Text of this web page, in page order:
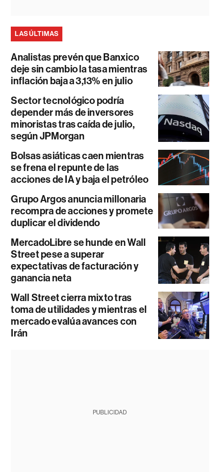
LAS ÚLTIMAS
Analistas prevén que Banxico
deje sin cambio la tasa mientras
inflación baja a 3,13% en julio
Sector tecnológico podría
depender más de inversores
minoristas tras caída de julio,
según JPMorgan
Bolsas asiáticas caen mientras
se frena el repunte de las
acciones de IA y baja el petróleo
Grupo Argos anuncia millonaria
recompra de acciones y promete
duplicar el dividendo
MercadoLibre se hunde en Wall
Street pese a superar
expectativas de facturación y
ganancia neta
Wall Street cierra mixto tras
toma de utilidades y mientras el
mercado evalúa avances con
Irán
PUBLICIDAD